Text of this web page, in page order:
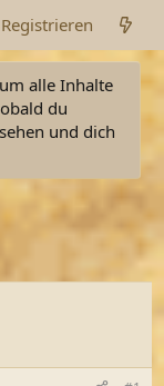
Registrieren
alle Inhalte
du
und dich